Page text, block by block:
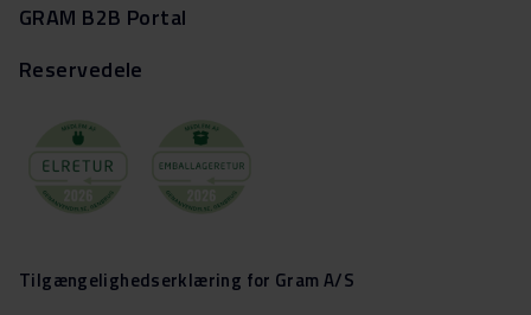
GRAM B2B Portal
Reservedele
Tilgængelighedserklæring for Gram A/S